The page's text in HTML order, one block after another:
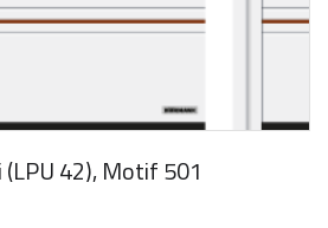
(LPU 42), Motif 501